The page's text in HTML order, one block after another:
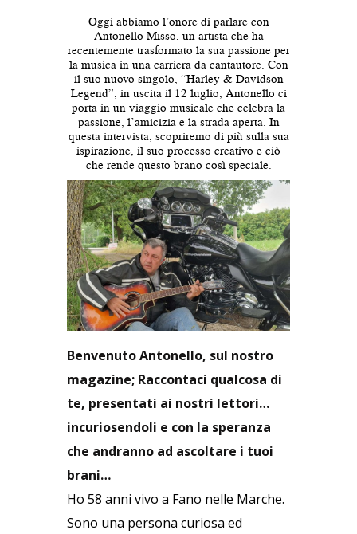
Oggi abbiamo l’onore di parlare con
Antonello Misso, un artista che ha
recentemente trasformato la sua passione per
la musica in una carriera da cantautore. Con
il suo nuovo singolo, “Harley & Davidson
Legend”, in uscita il 12 luglio, Antonello ci
porta in un viaggio musicale che celebra la
passione, l’amicizia e la strada aperta. In
questa intervista, scopriremo di più sulla sua
ispirazione, il suo processo creativo e ciò
che rende questo brano così speciale.
Benvenuto Antonello, sul nostro
magazine; Raccontaci qualcosa di
te, presentati ai nostri lettori…
incuriosendoli e con la speranza
che andranno ad ascoltare i tuoi
brani…
Ho 58 anni vivo a Fano nelle Marche.
Sono una persona curiosa ed